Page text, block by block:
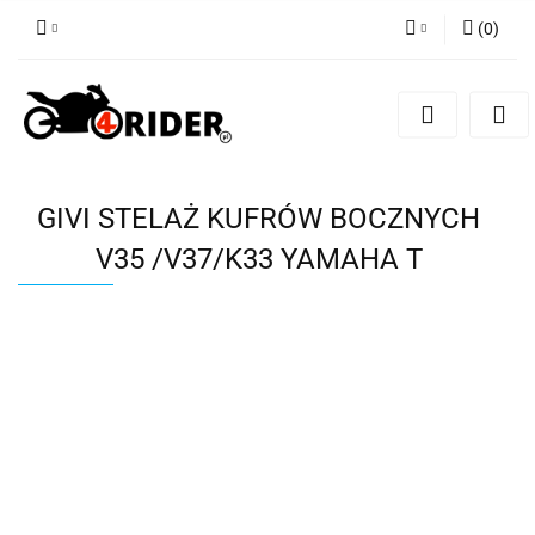
Zarejestruj się
(0)
GIVI STELAŻ KUFRÓW BOCZNYCH
V35 /V37/K33 YAMAHA T